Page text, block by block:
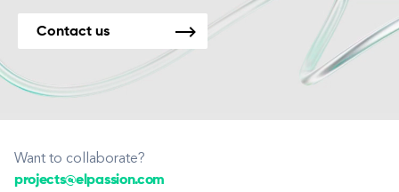
Contact us
Want to collaborate?
projects@elpassion.com